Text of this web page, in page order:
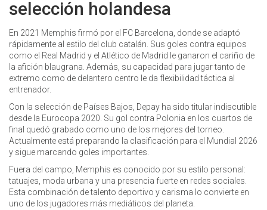
selección holandesa
En 2021 Memphis firmó por el FC Barcelona, donde se adaptó
rápidamente al estilo del club catalán. Sus goles contra equipos
como el Real Madrid y el Atlético de Madrid le ganaron el cariño de
la afición blaugrana. Además, su capacidad para jugar tanto de
extremo como de delantero centro le da flexibilidad táctica al
entrenador.
Con la selección de Países Bajos, Depay ha sido titular indiscutible
desde la Eurocopa 2020. Su gol contra Polonia en los cuartos de
final quedó grabado como uno de los mejores del torneo.
Actualmente está preparando la clasificación para el Mundial 2026
y sigue marcando goles importantes.
Fuera del campo, Memphis es conocido por su estilo personal:
tatuajes, moda urbana y una presencia fuerte en redes sociales.
Esta combinación de talento deportivo y carisma lo convierte en
uno de los jugadores más mediáticos del planeta.